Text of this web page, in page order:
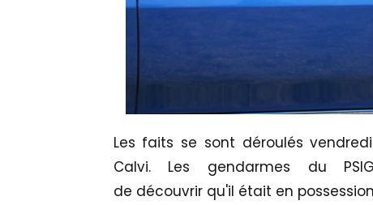
Les faits se sont déroulés
Calvi. Les gendarmes du
de découvrir qu'il était en